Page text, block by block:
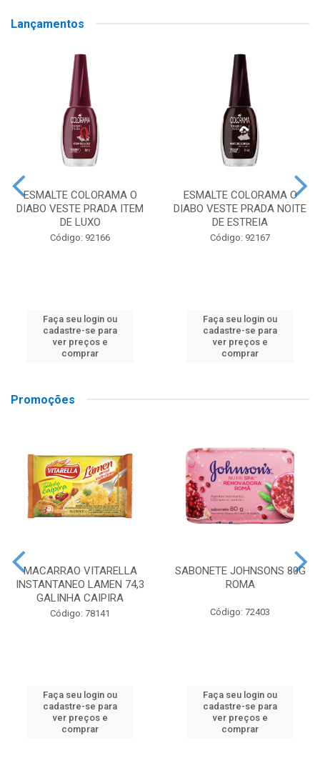
Lançamentos
ESMALTE COLORAMA O
DIABO VESTE PRADA ITEM
DE LUXO
Código: 92166
Faça seu login ou
cadastre-se para
ver preços e
comprar
ESMALTE COLORAMA O
DIABO VESTE PRADA NOITE
DE ESTREIA
Código: 92167
Faça seu login ou
cadastre-se para
ver preços e
comprar
Promoções
MACARRAO VITARELLA
INSTANTANEO LAMEN 74,3
GALINHA CAIPIRA
Código: 78141
Faça seu login ou
cadastre-se para
ver preços e
comprar
SABONETE JOHNSONS 80G
ROMA
Código: 72403
Faça seu login ou
cadastre-se para
ver preços e
comprar